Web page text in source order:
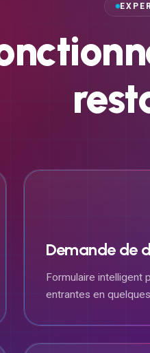
Demande de
Formulaire intelligent
entrantes en